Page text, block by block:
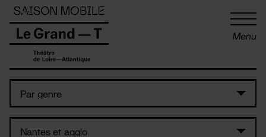
Menu
Panneau de gestion des cookies